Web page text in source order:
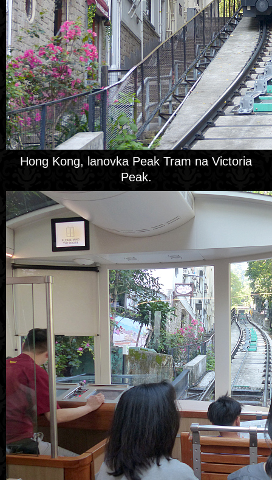
Hong Kong, lanovka Peak Tram na Victoria
Peak.